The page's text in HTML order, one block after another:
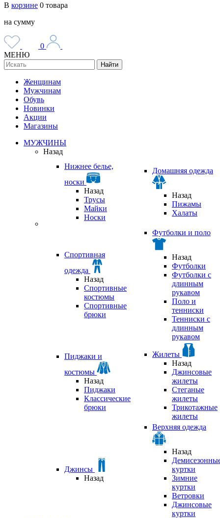
В корзине 0 товара
на сумму
0
МЕНЮ
Найти
Женщинам
Мужчинам
Обувь
Новинки
Акции
Магазины
МУЖЧИНЫ
Назад
Нижнее белье,
носки
Назад
Трусы
Майки
Носки
Домашняя одежда
Назад
Пижамы
Халаты
Спортивная
одежда
Назад
Спортивные
костюмы
Спортивные
брюки
Футболки и поло
Назад
Футболки
Футболки с
длинным
рукавом
Поло и
тенниски
Тенниски с
длинным
рукавом
Пиджаки и
костюмы
Назад
Пиджаки
Классические
брюки
Жилеты
Назад
Джинсовые
жилеты
Стеганые
жилеты
Трикотажные
жилеты
Джинсы
Назад
Верхняя одежда
Назад
куртки
Зимние
куртки
Ветровки
Джинсовые
куртки